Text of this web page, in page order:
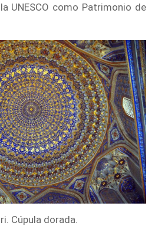
UNESCO como Patrimonio de
Cúpula dorada.